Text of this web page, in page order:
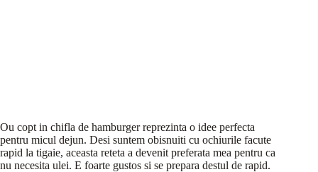
Ou copt in chifla de hamburger reprezinta o idee perfecta
pentru micul dejun. Desi suntem obisnuiti cu ochiurile facute
rapid la tigaie, aceasta reteta a devenit preferata mea pentru ca
nu necesita ulei. E foarte gustos si se prepara destul de rapid.